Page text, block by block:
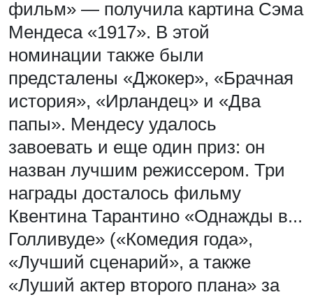
фильм» — получила картина Сэма
Мендеса «1917». В этой
номинации также были
предсталены «Джокер», «Брачная
история», «Ирландец» и «Два
папы». Мендесу удалось
завоевать и еще один приз: он
назван лучшим режиссером. Три
награды досталось фильму
Квентина Тарантино «Однажды в...
Голливуде» («Комедия года»,
«Лучший сценарий», а также
«Луший актер второго плана» за